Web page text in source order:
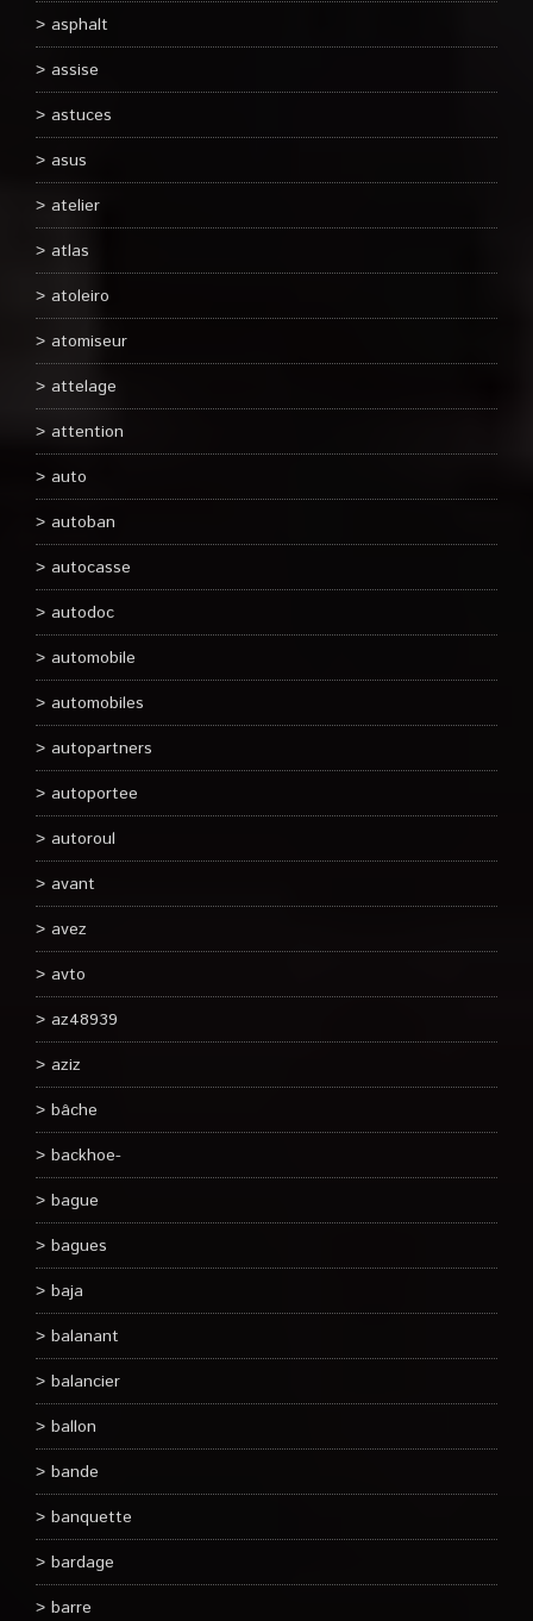
asphalt
assise
astuces
asus
atelier
atlas
atoleiro
atomiseur
attelage
attention
auto
autoban
autocasse
autodoc
automobile
automobiles
autopartners
autoportee
autoroul
avant
avez
avto
az48939
aziz
bâche
backhoe-
bague
bagues
baja
balanant
balancier
ballon
bande
banquette
bardage
barre